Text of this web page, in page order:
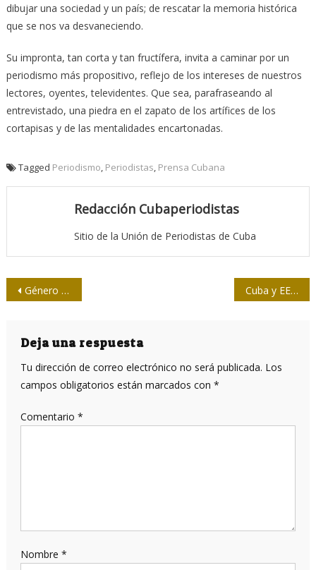
dibujar una sociedad y un país; de rescatar la memoria histórica
que se nos va desvaneciendo.
Su impronta, tan corta y tan fructífera, invita a caminar por un
periodismo más propositivo, reflejo de los intereses de nuestros
lectores, oyentes, televidentes. Que sea, parafraseando al
entrevistado, una piedra en el zapato de los artífices de los
cortapisas y de las mentalidades encartonadas.
Tagged Periodismo, Periodistas, Prensa Cubana
Redacción Cubaperiodistas
Sitio de la Unión de Periodistas de Cuba
Navegación
entradas
Género y medios de comunicación, ¿matrimonio feliz? Cuba y EE.UU. colaboran en restauración de Museo Hemingway
Deja una respuesta
Tu dirección de correo electrónico no será publicada. Los
campos obligatorios están marcados con *
Comentario *
Nombre *